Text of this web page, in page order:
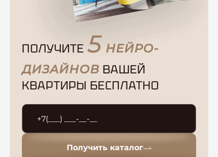
ПОЛУЧИТЕ5 НЕЙРО-
ДИЗАЙНОВ ВАШЕЙ
КВАРТИРЫ БЕСПЛАТНО
Получить каталог